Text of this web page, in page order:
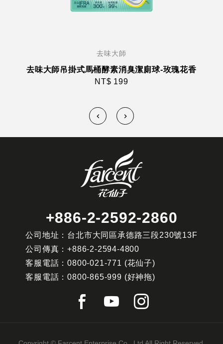
去味大師
去味大師吊掛式馬桶酵素消臭潔廁球-玫瑰花香
NT$ 199
+886-2-2592-2860
公司地址：台北市大同區承德路三段230號13F
公司傳真：+886-2-2594-4800
客服電話：0800-021-771 (花仙子)
客服電話：0800-865-999 (好神拖)